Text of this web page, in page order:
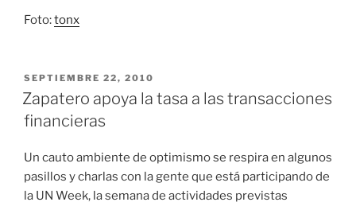
Foto:tonx
PUBLICADO
EL
SEPTIEMBRE 22, 2010
Zapatero apoya la tasa a las transacciones
financieras
Un cauto ambiente de optimismo se respira en algunos
pasillos y charlas con la gente que está participando de
la UN Week, la semana de actividades previstas